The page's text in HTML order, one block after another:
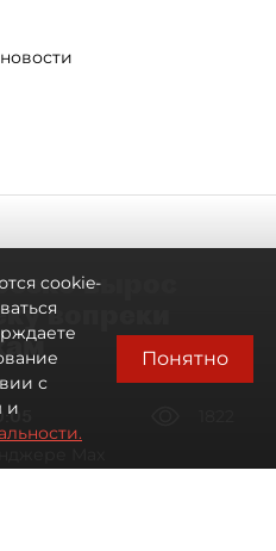
вырос
вопреки
cookie-
с
и
Понятно